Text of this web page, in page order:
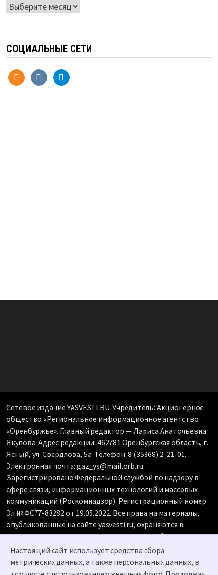
Архивы
СОЦИАЛЬНЫЕ СЕТИ
odnoklassniki
vkontaktetelegram
Сетевое издание YASVESTI.RU. Учредитель: Акционерное
общество «Региональное информационное агентство
«Оренбуржье». Главный редактор — Лариса Анатольевна
Якупова. Адрес редакции: 462781 Оренбургская область, г.
Ясный, ул. Свердлова, 5а. Телефон: 8 (35368) 2-21-01.
Электронная почта: gaz_ys@mail.orb.ru.
Зарегистрировано Федеральной службой по надзору в
сфере связи, информационных технологий и массовых
коммуникаций (Роскомнадзор). Регистрационный номер
Эл № ФС77-83282 от 19.05.2022. Все права на материалы,
опубликованные на сайте yasvesti.ru, охраняются в
соответствии с законодательством РФ. Любое
использование материалов допускается только по
согласованию с редакцией, гиперссылка на источник
обязательна. Редакция не несет ответственности за
Настоящий сайт использует средства сбора
метрических данных, а также персональных данных, в